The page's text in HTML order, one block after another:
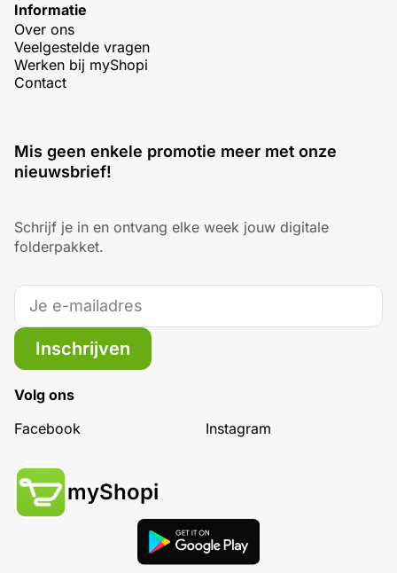
Informatie
Over ons
Veelgestelde vragen
Werken bij myShopi
Contact
Mis geen enkele promotie meer met onze
nieuwsbrief!
Schrijf je in en ontvang elke week jouw digitale
folderpakket.
Inschrijven
Volg ons
Facebook
Instagram
myShopi